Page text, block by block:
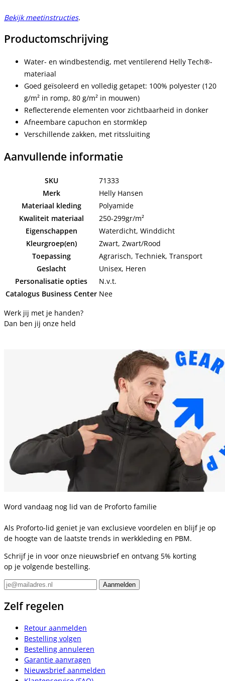
Bekijk meetinstructies.
Productomschrijving
Water- en windbestendig, met ventilerend Helly Tech®-
materiaal
Goed geïsoleerd en volledig getapet: 100% polyester (120
g/m² in romp, 80 g/m² in mouwen)
Reflecterende elementen voor zichtbaarheid in donker
Afneembare capuchon en stormklep
Verschillende zakken, met ritssluiting
Aanvullende informatie
SKU
71333
Merk
Helly Hansen
Materiaal kleding
Polyamide
Kwaliteit materiaal
250-299gr/m²
Eigenschappen
Waterdicht, Winddicht
Kleurgroep(en)
Zwart, Zwart/Rood
Toepassing
Agrarisch, Techniek, Transport
Geslacht
Unisex, Heren
Personalisatie opties
N.v.t.
Catalogus Business Center Nee
Werk jij met je handen?
Dan ben jij onze held
Word vandaag nog lid van de Proforto familie
Als Proforto-lid geniet je van exclusieve voordelen en blijf je op
de hoogte van de laatste trends in werkkleding en PBM.
Schrijf je in voor onze nieuwsbrief en ontvang 5% korting
op je volgende bestelling.
Zelf regelen
Retour aanmelden
Bestelling volgen
Bestelling annuleren
Garantie aanvragen
Nieuwsbrief aanmelden